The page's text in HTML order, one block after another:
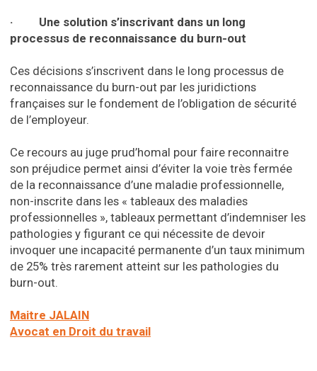
· Une solution s’inscrivant dans un long
processus de reconnaissance du burn-out
Ces décisions s’inscrivent dans le long processus de
reconnaissance du burn-out par les juridictions
françaises sur le fondement de l’obligation de sécurité
de l’employeur.
Ce recours au juge prud’homal pour faire reconnaitre
son préjudice permet ainsi d’éviter la voie très fermée
de la reconnaissance d’une maladie professionnelle,
non-inscrite dans les « tableaux des maladies
professionnelles », tableaux permettant d’indemniser les
pathologies y figurant ce qui nécessite de devoir
invoquer une incapacité permanente d’un taux minimum
de 25% très rarement atteint sur les pathologies du
burn-out.
Maitre JALAIN
Avocat en Droit du travail